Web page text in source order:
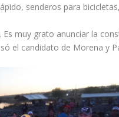
senderos para
muy grato anunciar la
el candidato de Morena y